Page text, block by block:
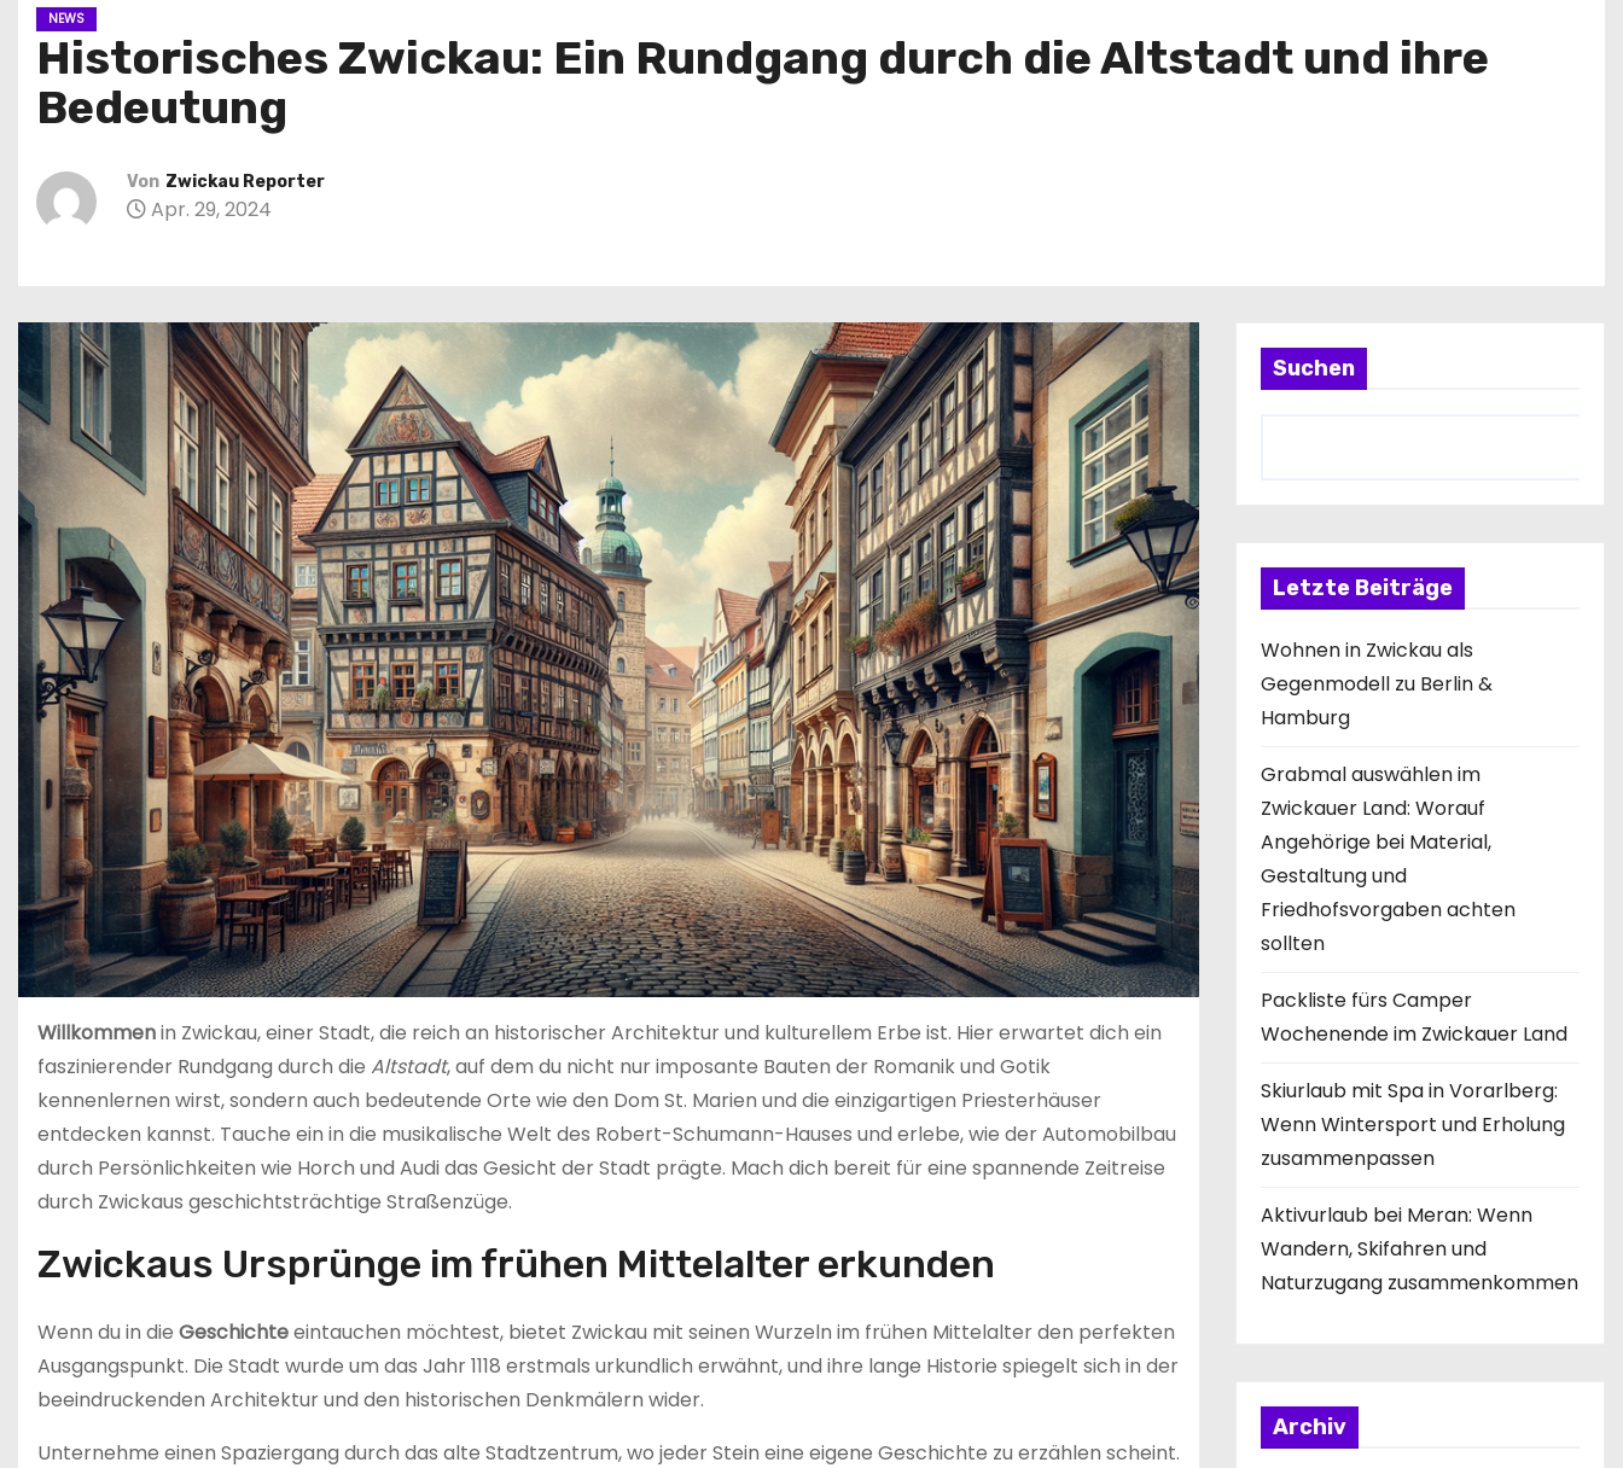
NEWS
Historisches Zwickau: Ein Rundgang durch die Altstadt und ihre
Bedeutung
Von Zwickau Reporter
Apr. 29, 2024
Willkommenin Zwickau, einer Stadt, die reich an historischer Architektur und kulturellem Erbe ist. Hier erwartet dich ein
faszinierender Rundgang durch die Altstadt, auf dem du nicht nur imposante Bauten der Romanik und Gotik
kennenlernen wirst, sondern auch bedeutende Orte wie den Dom St. Marien und die einzigartigen Priesterhäuser
entdecken kannst. Tauche ein in die musikalische Welt des Robert-Schumann-Hauses und erlebe, wie der Automobilbau
durch Persönlichkeiten wie Horch und Audi das Gesicht der Stadt prägte. Mach dich bereit für eine spannende Zeitreise
durch Zwickaus geschichtsträchtige Straßenzüge.
Zwickaus Ursprünge im frühen Mittelalter erkunden
Wenn du in die Geschichteeintauchen möchtest, bietet Zwickau mit seinen Wurzeln im frühen Mittelalter den perfekten
Ausgangspunkt. Die Stadt wurde um das Jahr 1118 erstmals urkundlich erwähnt, und ihre lange Historie spiegelt sich in der
beeindruckenden Architektur und den historischen Denkmälern wider.
Unternehme einen Spaziergang durch das alte Stadtzentrum, wo jeder Stein eine eigene Geschichte zu erzählen scheint.
Suchen
Letzte Beiträge
Wohnen in Zwickau als
Gegenmodell zu Berlin &
Hamburg
Grabmal auswählen im
Zwickauer Land: Worauf
Angehörige bei Material,
Gestaltung und
Friedhofsvorgaben achten
sollten
Packliste fürs Camper
Wochenende im Zwickauer Land
Skiurlaub mit Spa in Vorarlberg:
Wenn Wintersport und Erholung
zusammenpassen
Aktivurlaub bei Meran: Wenn
Wandern, Skifahren und
Naturzugang zusammenkommen
Archiv